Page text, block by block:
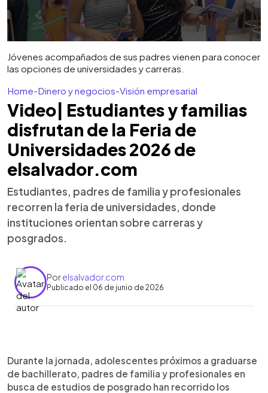
Jóvenes acompañados de sus padres vienen para conocer
las opciones de universidades y carreras.
Home-Dinero y negocios-Visión empresarial
Video| Estudiantes y familias
disfrutan de la Feria de
Universidades 2026 de
elsalvador.com
Estudiantes, padres de familia y profesionales
recorren la feria de universidades, donde
instituciones orientan sobre carreras y
posgrados.
Porelsalvador.com
Publicado el 06 de junio de 2026
Escuchar artículo
Durante la jornada, adolescentes próximos a graduarse
de bachillerato, padres de familia y profesionales en
busca de estudios de posgrado han recorrido los